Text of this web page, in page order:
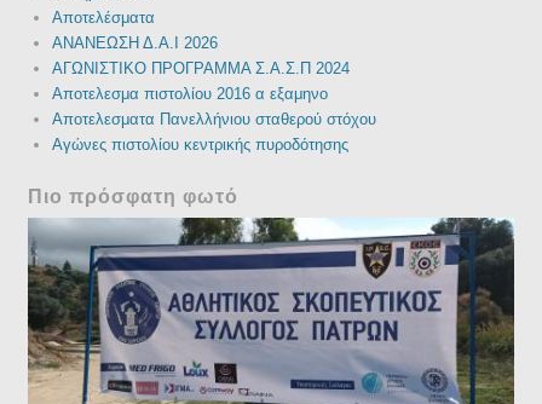
Αποτελέσματα
ΑΝΑΝΕΩΣΗ Δ.Α.Ι 2026
ΑΓΩΝΙΣΤΙΚΟ ΠΡΟΓΡΑΜΜΑ Σ.Α.Σ.Π 2024
Αποτελεσμα πιστολίου 2016 α εξαμηνο
Αποτελεσματα Πανελλήνιου σταθερού στόχου
Αγώνες πιστολίου κεντρικής πυροδότησης
Πιο πρόσφατη φωτό